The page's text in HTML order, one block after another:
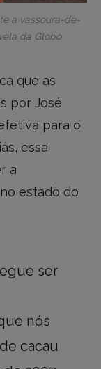
a vassoura-de-
da Globo
que as
por José
para o
essa
a
estado do
ser
nós
cacau